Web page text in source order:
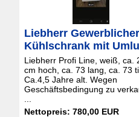
Liebherr Gewerblicher
Kühlschrank mit
Liebherr Profi Line, weiß, ca.
cm hoch, ca. 73 lang, ca. 73
Ca.4,5 Jahre alt. Wegen
Geschäftsbedingung zu
Nettopreis: 780,00 EUR